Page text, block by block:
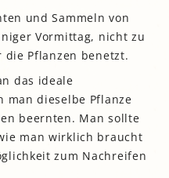
und Sammeln von
Vormittag, nicht zu
die Pflanzen benetzt.
das ideale
man dieselbe Pflanze
beernten. Man sollte
man wirklich braucht
zum Nachreifen